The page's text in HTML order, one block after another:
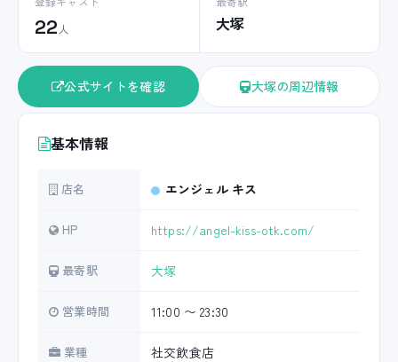
22 人 大塚
公式サイトを確認 大塚の周辺情報
基本情報
店名 エンジェル キス
HP https://angel-kiss-otk.com/
最寄駅 大塚
営業時間 11:00 〜 23:30
業種 社交飲食店